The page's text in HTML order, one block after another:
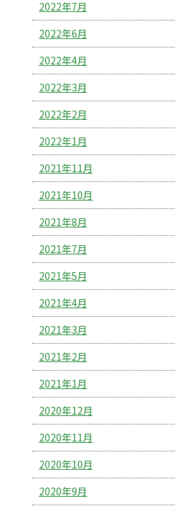
2022年7月
2022年6月
2022年4月
2022年3月
2022年2月
2022年1月
2021年11月
2021年10月
2021年8月
2021年7月
2021年5月
2021年4月
2021年3月
2021年2月
2021年1月
2020年12月
2020年11月
2020年10月
2020年9月